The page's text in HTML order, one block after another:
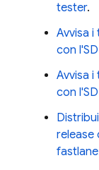
tester.
Avvisa
con
Avvisa
con
release
fastlane